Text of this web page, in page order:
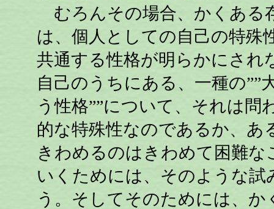
むろんその場合、かくある
は、個人としての自己の特殊
共通する性格が明らかにさ
自己のうちにある、一種の””
う性格””について、それは
的な特殊性なのであるか、
きわめるのはきわめて困難
いくためには、そのような
う。そしてそのためには、